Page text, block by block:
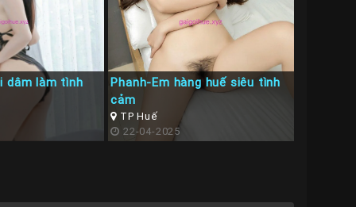
dâm làm tình
Phanh-Em hàng huế siêu tình
cảm
TP Huế
22-04-2025